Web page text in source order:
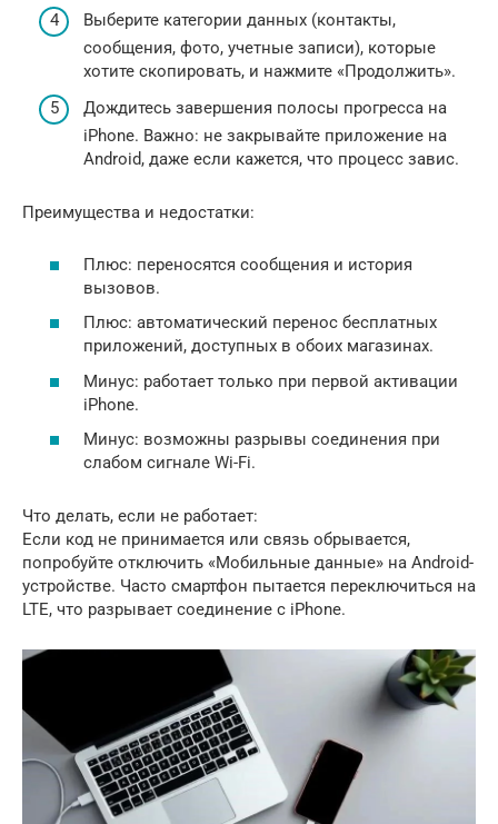
Выберите категории данных (контакты,
сообщения, фото, учетные записи), которые
хотите скопировать, и нажмите «Продолжить».
Дождитесь завершения полосы прогресса на
iPhone. Важно: не закрывайте приложение на
Android, даже если кажется, что процесс завис.
Преимущества и недостатки:
Плюс: переносятся сообщения и история
вызовов.
Плюс: автоматический перенос бесплатных
приложений, доступных в обоих магазинах.
Минус: работает только при первой активации
iPhone.
Минус: возможны разрывы соединения при
слабом сигнале Wi-Fi.
Что делать, если не работает:
Если код не принимается или связь обрывается,
попробуйте отключить «Мобильные данные» на Android-
устройстве. Часто смартфон пытается переключиться на
LTE, что разрывает соединение с iPhone.